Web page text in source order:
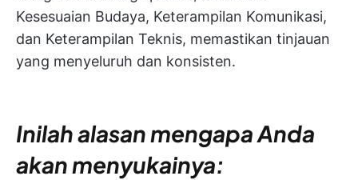
Kesesuaian Budaya, Keterampilan Komunikasi,
dan Keterampilan Teknis, memastikan tinjauan
yang menyeluruh dan konsisten.
Inilah alasan mengapa Anda
akan menyukainya: